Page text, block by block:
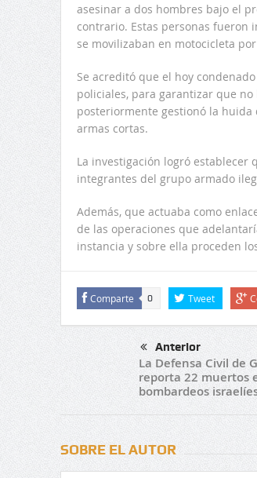
asesinar a dos hombres bajo el
contrario. Estas personas fueron
se movilizaban en motocicleta
Se acreditó que el hoy
policiales, para garantizar que
posteriormente gestionó la huida
armas cortas.
La investigación logró establecer
integrantes del grupo armado
Además, que actuaba como
de las operaciones que
instancia y sobre ella proceden
Comparte 0 Tweet
Anterior
La Defensa Civil de
reporta 22 muertos
bombardeos
SOBRE EL AUTOR